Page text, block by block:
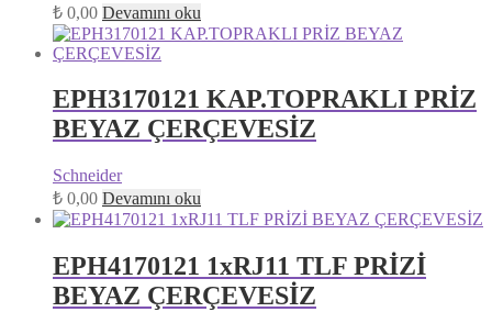
₺ 0,00 Devamını oku
EPH3170121 KAP.TOPRAKLI PRİZ
BEYAZ ÇERÇEVESİZ
Schneider
₺ 0,00 Devamını oku
EPH4170121 1xRJ11 TLF PRİZİ
BEYAZ ÇERÇEVESİZ